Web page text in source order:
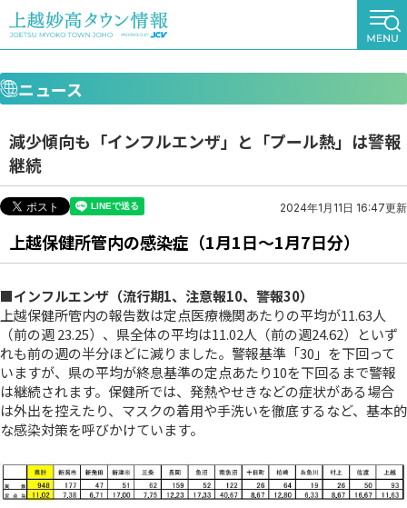
ニュース
減少傾向も「インフルエンザ」と「プール熱」は警報
継続
2024年1月11日 16:47更新
上越保健所管内の感染症（1月1日～1月7日分）
■インフルエンザ（流行期1、注意報10、警報30）
上越保健所管内の報告数は定点医療機関あたりの平均が11.63人
（前の週 23.25）、県全体の平均は11.02人（前の週24.62）といず
れも前の週の半分ほどに減りました。警報基準「30」を下回って
いますが、県の平均が終息基準の定点あたり10を下回るまで警報
は継続されます。保健所では、発熱やせきなどの症状がある場合
は外出を控えたり、マスクの着用や手洗いを徹底するなど、基本的
な感染対策を呼びかけています。